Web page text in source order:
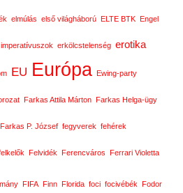
elmúlás első világháború ELTE BTK Engel
erkölcstelenség erotika
EU Európa Ewing-party
Farkas Attila Márton Farkas Helga-ügy
Farkas P. József fegyverek fehérek
Felvidék Ferencváros Ferrari Violetta
FIFA Finn Florida foci focivébék Fodor